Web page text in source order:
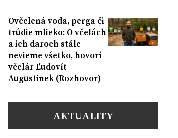
Ovčelená voda, perga či
trúdie mlieko: O včelách
a ich daroch stále
nevieme všetko, hovorí
včelár Ľudovít
Augustinek (Rozhovor)
AKTUALITY